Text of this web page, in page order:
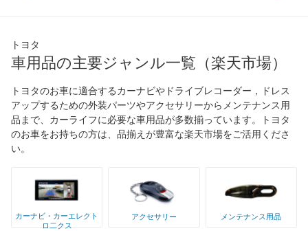
トヨタ
車用品の主要ジャンル一覧（楽天市場）
トヨタのお車に適合するカーナビやドライブレコーダー，ドレス
アップするための外装パーツやアクセサリーからメンテナンス用
品まで、カーライフに必要な車用品が多数揃っています。トヨタ
のお車をお持ちの方は、品揃えが豊富な楽天市場をご活用くださ
い。
カーナビ・カーエレクト
ロ二クス
アクセサリー メンテナンス用品